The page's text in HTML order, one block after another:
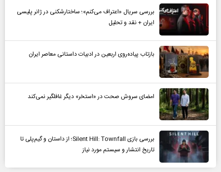
بررسی سریال «اعتراف می‌کنم»؛ ساختارشکنی در ژانر پلیسی
ایران + نقد و تحلیل
بازتاب پیاده‌روی اربعین در ادبیات داستانی معاصر ایران
امضای سروش صحت در «استخر» دیگر غافلگیر نمی‌کند
بررسی بازی Silent Hill: Townfall؛ از داستان و گیم‌پلی تا
تاریخ انتشار و سیستم مورد نیاز